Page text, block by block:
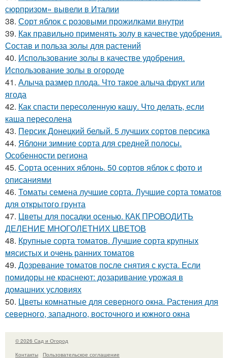
сюрпризом» вывели в Италии
38. Сорт яблок с розовыми прожилками внутри
39. Как правильно применять золу в качестве удобрения.
Состав и польза золы для растений
40. Использование золы в качестве удобрения.
Использование золы в огороде
41. Алыча размер плода. Что такое алыча фрукт или
ягода
42. Как спасти пересоленную кашу. Что делать, если
каша пересолена
43. Персик Донецкий белый. 5 лучших сортов персика
44. Яблони зимние сорта для средней полосы.
Особенности региона
45. Сорта осенних яблонь. 50 сортов яблок с фото и
описаниями
46. Томаты семена лучшие сорта. Лучшие сорта томатов
для открытого грунта
47. Цветы для посадки осенью. КАК ПРОВОДИТЬ
ДЕЛЕНИЕ МНОГОЛЕТНИХ ЦВЕТОВ
48. Крупные сорта томатов. Лучшие сорта крупных
мясистых и очень ранних томатов
49. Дозревание томатов после снятия с куста. Если
помидоры не краснеют: дозаривание урожая в
домашних условиях
50. Цветы комнатные для северного окна. Растения для
северного, западного, восточного и южного окна
© 2026 Сад и Огород
Контакты
Пользовательское соглашение